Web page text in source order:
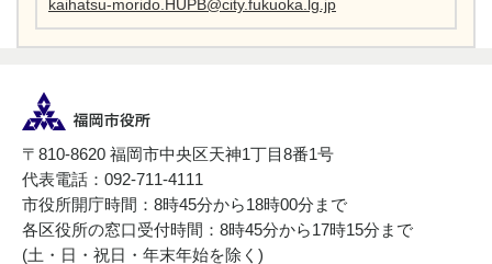
kaihatsu-morido.HUPB@city.fukuoka.lg.jp
〒810-8620 福岡市中央区天神1丁目8番1号
代表電話：092-711-4111
市役所開庁時間：8時45分から18時00分まで
各区役所の窓口受付時間：8時45分から17時15分まで
(土・日・祝日・年末年始を除く)